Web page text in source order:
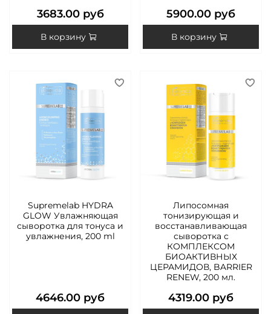
3683.00 руб
В корзину
5900.00 руб
В корзину
Supremelab HYDRA
GLOW Увлажняющая
сыворотка для тонуса и
увлажнения, 200 ml
4646.00 руб
Липосомная
тонизирующая и
восстанавливающая
сыворотка с
КОМПЛЕКСОМ
БИОАКТИВНЫХ
ЦЕРАМИДОВ, BARRIER
RENEW, 200 мл.
4319.00 руб